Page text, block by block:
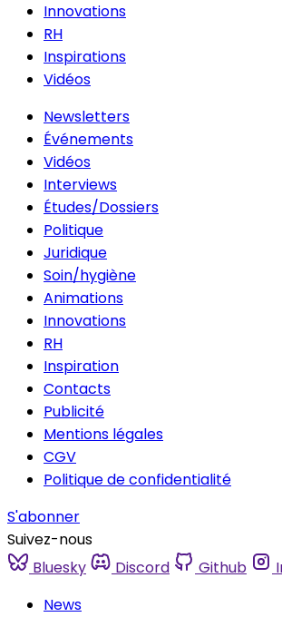
Innovations
RH
Inspirations
Vidéos
Newsletters
Événements
Vidéos
Interviews
Études/Dossiers
Politique
Juridique
Soin/hygiène
Animations
Innovations
RH
Inspiration
Contacts
Publicité
Mentions légales
CGV
Politique de confidentialité
S'abonner
Suivez-nous
Bluesky
Discord Github
News